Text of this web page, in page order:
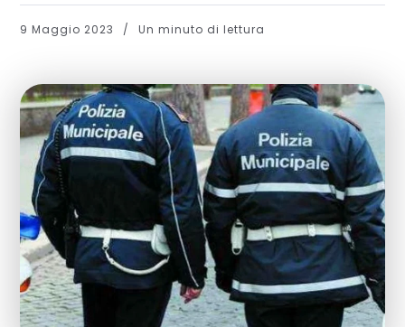
9 Maggio 2023 Un minuto di lettura